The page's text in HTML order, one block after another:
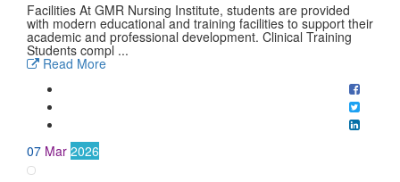
Facilities At GMR Nursing Institute, students are provided
with modern educational and training facilities to support their
academic and professional development. Clinical Training
Students compl ...
Read More
07 Mar 2026